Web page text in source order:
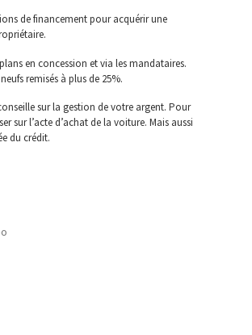
de financement pour acquérir une
en concession et via les mandataires.
remisés à plus de 25%.
sur la gestion de votre argent. Pour
sur l’acte d’achat de la voiture. Mais aussi
du crédit.